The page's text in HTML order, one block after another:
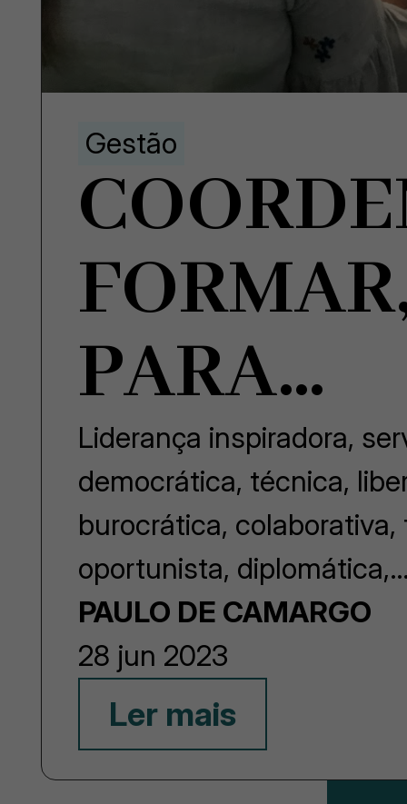
Gestão
PARA…
Liderança inspiradora,
democrática, técnica,
burocrática,
oportunista,
PAULO DE CAMARGO
28 jun 2023
Ler mais